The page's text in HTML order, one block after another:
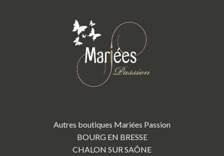
Autres boutiques Mariées Passion
BOURG EN BRESSE
CHALON SUR SAÔNE